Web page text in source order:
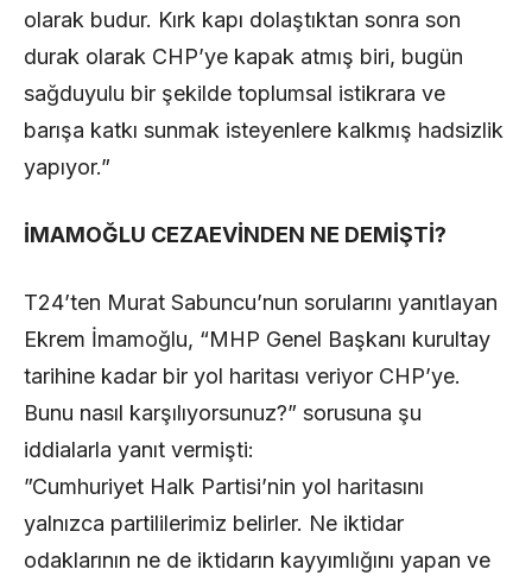
olarak budur. Kırk kapı dolaştıktan sonra son
durak olarak CHP’ye kapak atmış biri, bugün
sağduyulu bir şekilde toplumsal istikrara ve
barışa katkı sunmak isteyenlere kalkmış hadsizlik
yapıyor.”
​İMAMOĞLU CEZAEVİNDEN NE DEMİŞTİ?
​T24’ten Murat Sabuncu’nun sorularını yanıtlayan
Ekrem İmamoğlu, “MHP Genel Başkanı kurultay
tarihine kadar bir yol haritası veriyor CHP’ye.
Bunu nasıl karşılıyorsunuz?” sorusuna şu
iddialarla yanıt vermişti:
​”Cumhuriyet Halk Partisi’nin yol haritasını
yalnızca partililerimiz belirler. Ne iktidar
odaklarının ne de iktidarın kayyımlığını yapan ve